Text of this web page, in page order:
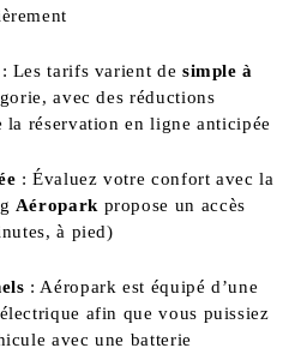
: Les tarifs varient de simple à
avec des réductions
la réservation en ligne anticipée
: Évaluez votre confort avec la
Aéropark propose un accès
à pied)
: Aéropark est équipé d’une
afin que vous puissiez
avec une batterie